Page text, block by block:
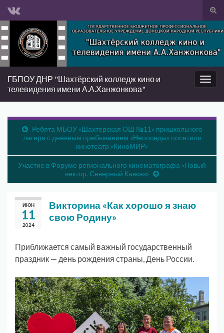
Вкл/
Search for:
Вкл/
ГБПОУ ДНР "Шахтёрский колледж кино и
телевидения имени А.А.Ханжонкова"
Ребята МБОУ «Шахтерская ОШ №11» пришкольного
лагеря с дневным пребыванием «Непоседы» посетили
кинотеатр «КиноМИР»
Участие в Форуме регионального кинематографа «Новый
вектор. Северный Кавказ»
ИЮН
11
2024
Викторина «Как хорошо я знаю
свою Родину»
Приближается самый важный государственный
праздник — день рождения страны, День России.